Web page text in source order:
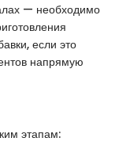
— необходимо
если это
напрямую
этапам: